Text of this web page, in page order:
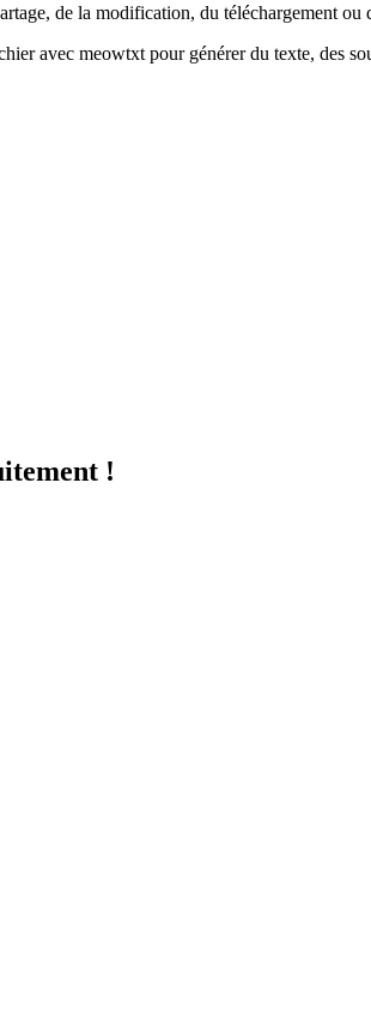
de la modification, du téléchargement
avec meowtxt pour générer du texte, des
!